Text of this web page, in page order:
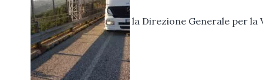
la Direzione Generale per